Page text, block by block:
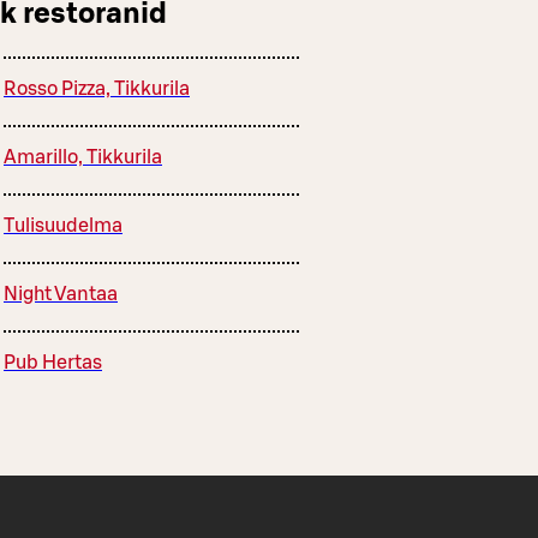
restoranid
Rosso Pizza, Tikkurila
Amarillo, Tikkurila
Tulisuudelma
Night Vantaa
Pub Hertas